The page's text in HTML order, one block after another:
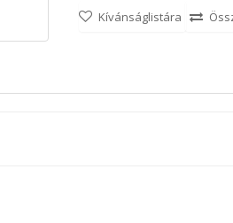
Kívánságlistára